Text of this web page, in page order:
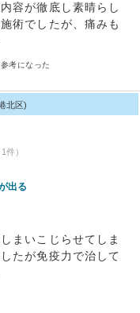
容が徹底し素晴らし
術でしたが、痛みも
考になった
北区)
件）
出る
まいこじらせてしま
たが免疫力で治して